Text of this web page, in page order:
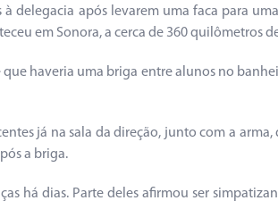
delegacia após levarem uma faca para
em Sonora, a cerca de 360 quilômetros
haveria uma briga entre alunos no
já na sala da direção, junto com a
a briga.
há dias. Parte deles afirmou ser